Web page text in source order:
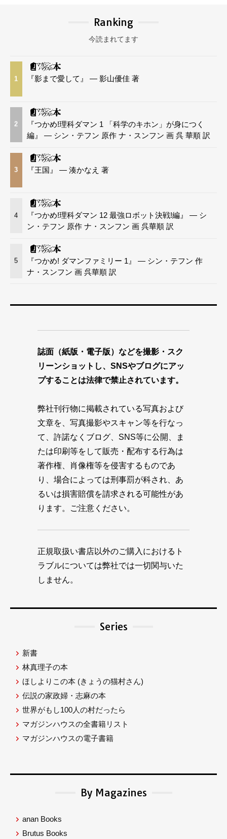
Ranking
今読まれてます
1 『影まで愛して』 — 影山優佳 著
2
『つかめ!理科ダマン 1 「科学のキホン」が身につく
編』 — シン・テフン 原作 ナ・スンフン 画 呉 華順 訳
3 『王国』 — 湊かなえ 著
4
『つかめ!理科ダマン 12 最強ロボット決戦!編』 — シ
ン・テフン 原作 ナ・スンフン 画 呉華順 訳
5
『つかめ! ダマンファミリー 1』 — シン・テフン 作
ナ・スンフン 画 呉華順 訳
誌面（紙版・電子版）などを撮影・スク
リーンショットし、SNSやブログにアッ
プすることは法律で禁止されています。
弊社刊行物に掲載されている写真および
文章を、写真撮影やスキャン等を行なっ
て、許諾なくブログ、SNS等に公開、ま
たは印刷等をして販売・配布する行為は
著作権、肖像権等を侵害するものであ
り、場合によっては刑事罰が科され、あ
るいは損害賠償を請求される可能性があ
ります。ご注意ください。
正規取扱い書店以外のご購入におけるト
ラブルについては弊社では一切関与いた
しません。
Series
新書
林真理子の本
ほしよりこの本 (きょうの猫村さん)
伝説の家政婦・志麻の本
世界がもし100人の村だったら
マガジンハウスの全書籍リスト
マガジンハウスの電子書籍
By Magazines
anan Books
Brutus Books